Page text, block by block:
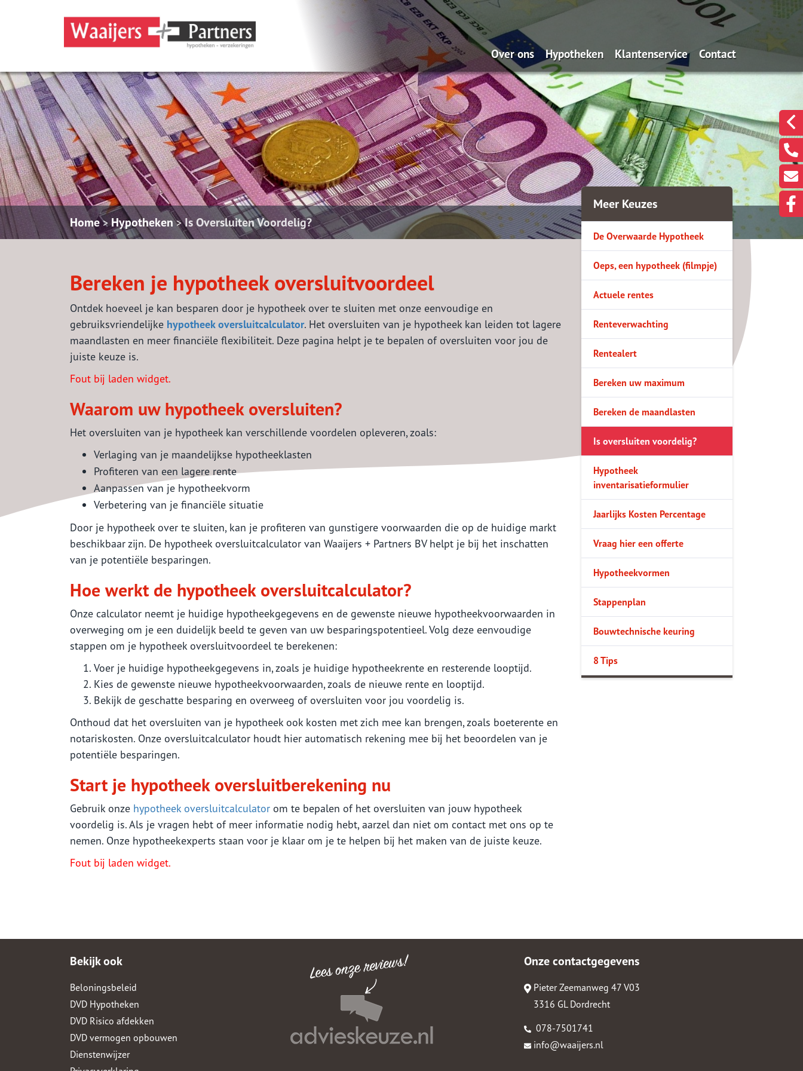
Over ons
Wat doen wij?
Onze missie
Pensioen
Hypotheekadvisering
Dát bedoelen we nou met
ontzorgen
Hypotheken
De Overwaarde Hypotheek
Oeps, een hypotheek (filmpje)
Actuele rentes
Renteverwachting
Rentealert
Bereken uw maximum
Bereken de maandlasten
Is oversluiten voordelig?
Hypotheek
Jaarlijks Kosten Percentage
Vraag hier een offerte
Stappenplan
Bouwtechnische keuring
Klantenservice
Onze gegevens
Hypotheekinventarisatie
Contact
Een berichtje sturen?
Even met ons
Home > Hypotheken > Is Oversluiten Voordelig?
Bereken je hypotheek oversluitvoordeel
Ontdek hoeveel je kan besparen door je hypotheek over te sluiten met onze eenvoudige en
gebruiksvriendelijke hypotheek oversluitcalculator. Het oversluiten van je hypotheek kan leiden tot lagere
maandlasten en meer financiële flexibiliteit. Deze pagina helpt je te bepalen of oversluiten voor jou de
juiste keuze is.
Fout bij laden widget.
Waarom uw hypotheek oversluiten?
Het oversluiten van je hypotheek kan verschillende voordelen opleveren, zoals:
Verlaging van je maandelijkse hypotheeklasten
Profiteren van een lagere rente
Aanpassen van je hypotheekvorm
Verbetering van je financiële situatie
Door je hypotheek over te sluiten, kan je profiteren van gunstigere voorwaarden die op de huidige markt
beschikbaar zijn. De hypotheek oversluitcalculator van Waaijers + Partners BV helpt je bij het inschatten
van je potentiële besparingen.
Hoe werkt de hypotheek oversluitcalculator?
Onze calculator neemt je huidige hypotheekgegevens en de gewenste nieuwe hypotheekvoorwaarden in
overweging om je een duidelijk beeld te geven van uw besparingspotentieel. Volg deze eenvoudige
stappen om je hypotheek oversluitvoordeel te berekenen:
Voer je huidige hypotheekgegevens in, zoals je huidige hypotheekrente en resterende looptijd.
Kies de gewenste nieuwe hypotheekvoorwaarden, zoals de nieuwe rente en looptijd.
Bekijk de geschatte besparing en overweeg of oversluiten voor jou voordelig is.
Onthoud dat het oversluiten van je hypotheek ook kosten met zich mee kan brengen, zoals boeterente en
notariskosten. Onze oversluitcalculator houdt hier automatisch rekening mee bij het beoordelen van je
potentiële besparingen.
Start je hypotheek oversluitberekening nu
Gebruik onze hypotheek oversluitcalculator om te bepalen of het oversluiten van jouw hypotheek
voordelig is. Als je vragen hebt of meer informatie nodig hebt, aarzel dan niet om contact met ons op te
nemen. Onze hypotheekexperts staan voor je klaar om je te helpen bij het maken van de juiste keuze.
Fout bij laden widget.
Meer Keuzes
De Overwaarde Hypotheek
Oeps, een hypotheek (filmpje)
Actuele rentes
Renteverwachting
Rentealert
Bereken uw maximum
Bereken de maandlasten
Is oversluiten voordelig?
Hypotheek
inventarisatieformulier
Jaarlijks Kosten Percentage
Vraag hier een offerte
Hypotheekvormen
Stappenplan
Bouwtechnische keuring
8 Tips
Bekijk ook
Beloningsbeleid
DVD Hypotheken
DVD Risico afdekken
DVD vermogen opbouwen
Dienstenwijzer
Onze contactgegevens
Pieter Zeemanweg 47 V03
3316 GL Dordrecht
078-7501741
info@waaijers.nl